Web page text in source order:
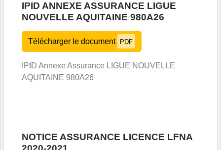
IPID ANNEXE ASSURANCE LIGUE
NOUVELLE AQUITAINE 980A26
Télécharger le document PDF
IPID Annexe Assurance LIGUE NOUVELLE
AQUITAINE 980A26
NOTICE ASSURANCE LICENCE LFNA